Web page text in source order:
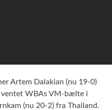
Artem Dalakian (nu 19-0)
ventet WBAs VM-bælte i
(nu 20-2) fra Thailand.